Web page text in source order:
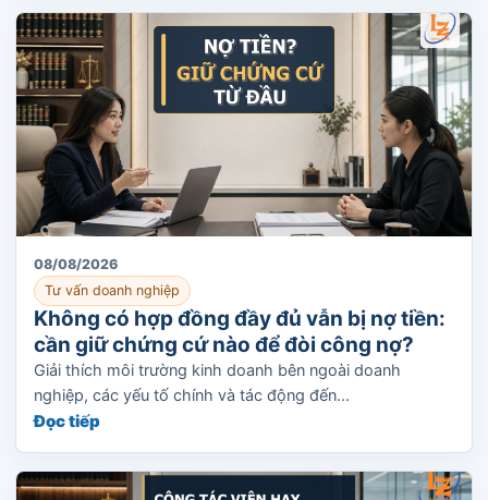
08/08/2026
Tư vấn doanh nghiệp
Không có hợp đồng đầy đủ vẫn bị nợ tiền:
cần giữ chứng cứ nào để đòi công nợ?
Giải thích môi trường kinh doanh bên ngoài doanh
nghiệp, các yếu tố chính và tác động đến...
Đọc tiếp